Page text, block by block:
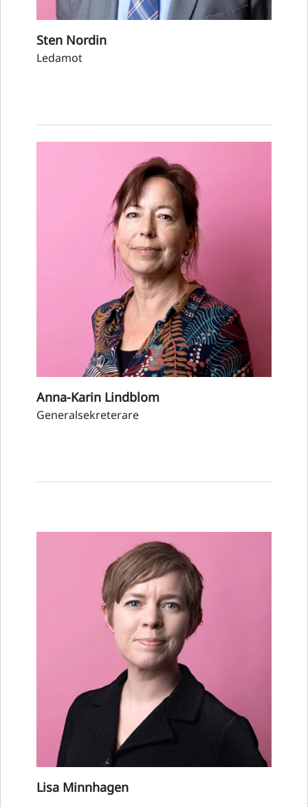
Sten Nordin
Ledamot
Anna-Karin Lindblom
Generalsekreterare
Lisa Minnhagen